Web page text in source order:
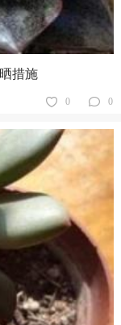
措施
0 0